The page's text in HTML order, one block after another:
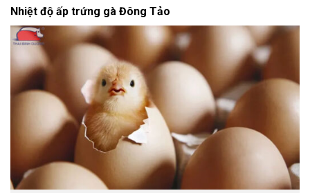
Nhiệt độ ấp trứng gà Đông Tảo